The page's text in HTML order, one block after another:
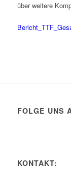
über weitere
FOLGE UNS
KONTAKT: